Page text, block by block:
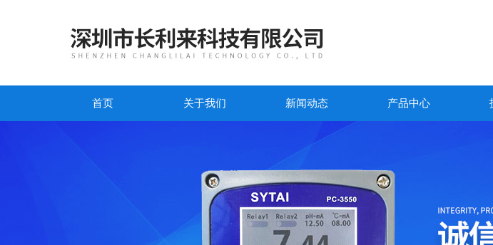
首页 关于我们 新闻动态 产品中心